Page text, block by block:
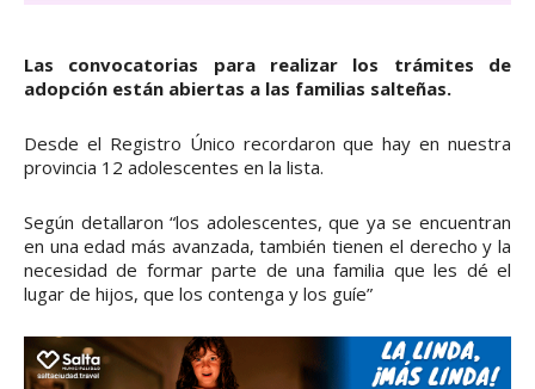
Las convocatorias para realizar los trámites de
adopción están abiertas a las familias salteñas.
Desde el Registro Único recordaron que hay en nuestra
provincia 12 adolescentes en la lista.
Según detallaron “los adolescentes, que ya se encuentran
en una edad más avanzada, también tienen el derecho y la
necesidad de formar parte de una familia que les dé el
lugar de hijos, que los contenga y los guíe”